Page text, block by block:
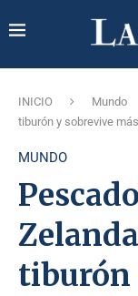
INICIO Mundo
tiburón y sobrevive
MUNDO
tiburón